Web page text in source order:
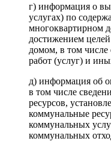
г) информация о
услугах) по
многоквартирном
достижением
домом, в том числе
работ (услуг) и
д) информация об
в том числе
ресурсов,
коммунальные
коммунальных
коммунальных